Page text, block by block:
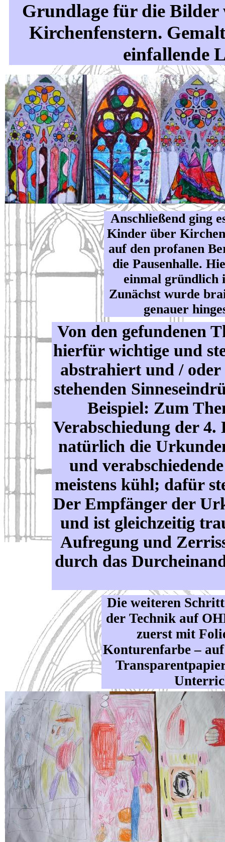
Grundlage für die
Kirchenfenstern.
einfallende
Anschließend ging
Kinder über
auf den profanen
die Pausenhalle.
einmal gründlich
Zunächst wurde
genauer
Von den gefundenen
hierfür wichtige und
abstrahiert und /
stehenden
Beispiel: Zum
Verabschiedung der 4.
natürlich die
und
meistens kühl; dafür
Der Empfänger der
und ist gleichzeitig
Aufregung und
durch das
Die weiteren
der Technik auf
zuerst mit
Konturenfarbe –